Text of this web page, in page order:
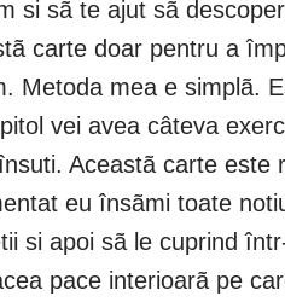
sã te ajut sã
carte doar pentru a
Metoda mea e simplã.
vei avea câteva
Aceastã carte este
eu însãmi toate
si apoi sã le cuprind
pace interioarã pe